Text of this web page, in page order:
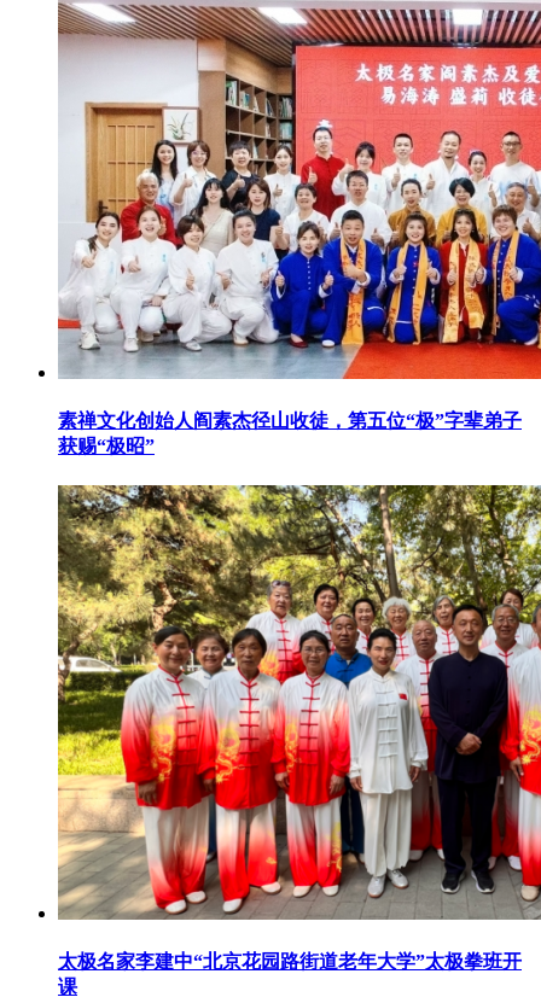
素禅文化创始人阎素杰径山收徒，第五位“极”字辈弟子
获赐“极昭”
太极名家李建中“北京花园路街道老年大学”太极拳班开
课